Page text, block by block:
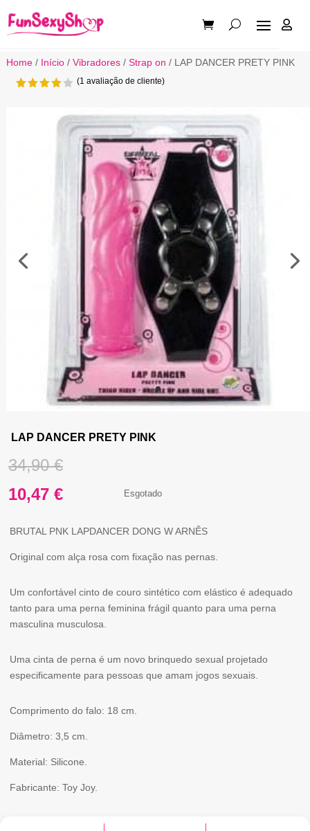

Home/ Início/ Vibradores/ Strap on / LAP DANCER PRETY PINK
em
(1 avaliação de cliente)
LAP DANCER PRETY PINK
34,90€O
preço
era:
10,47 €O
atual
10,47 €.
Esgotado
BRUTAL PNK LAPDANCER DONG W ARNÊS
Original com alça rosa com fixação nas pernas.
Um confortável cinto de couro sintético com elástico é adequado
tanto para uma perna feminina frágil quanto para uma perna
masculina musculosa.
Uma cinta de perna é um novo brinquedo sexual projetado
especificamente para pessoas que amam jogos sexuais.
Comprimento do falo: 18 cm.
Diâmetro: 3,5 cm.
Material: Silicone.
Fabricante: Toy Joy.